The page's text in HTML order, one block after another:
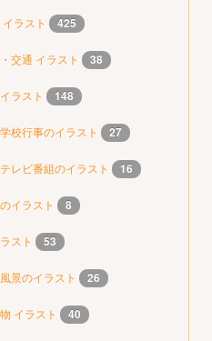
ラスト 425
交通 イラスト 38
ラスト 148
校行事のイラスト 27
レビ番組のイラスト 16
イラスト 8
スト 53
景のイラスト 26
イラスト 40